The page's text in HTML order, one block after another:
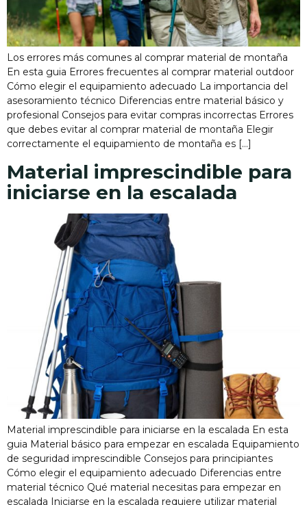
Los errores más comunes al comprar material de montaña
En esta guia Errores frecuentes al comprar material outdoor
Cómo elegir el equipamiento adecuado La importancia del
asesoramiento técnico Diferencias entre material básico y
profesional Consejos para evitar compras incorrectas Errores
que debes evitar al comprar material de montaña Elegir
correctamente el equipamiento de montaña es […]
Material imprescindible para
iniciarse en la escalada
Material imprescindible para iniciarse en la escalada En esta
guia Material básico para empezar en escalada Equipamiento
de seguridad imprescindible Consejos para principiantes
Cómo elegir el equipamiento adecuado Diferencias entre
material técnico Qué material necesitas para empezar en
escalada Iniciarse en la escalada requiere utilizar material